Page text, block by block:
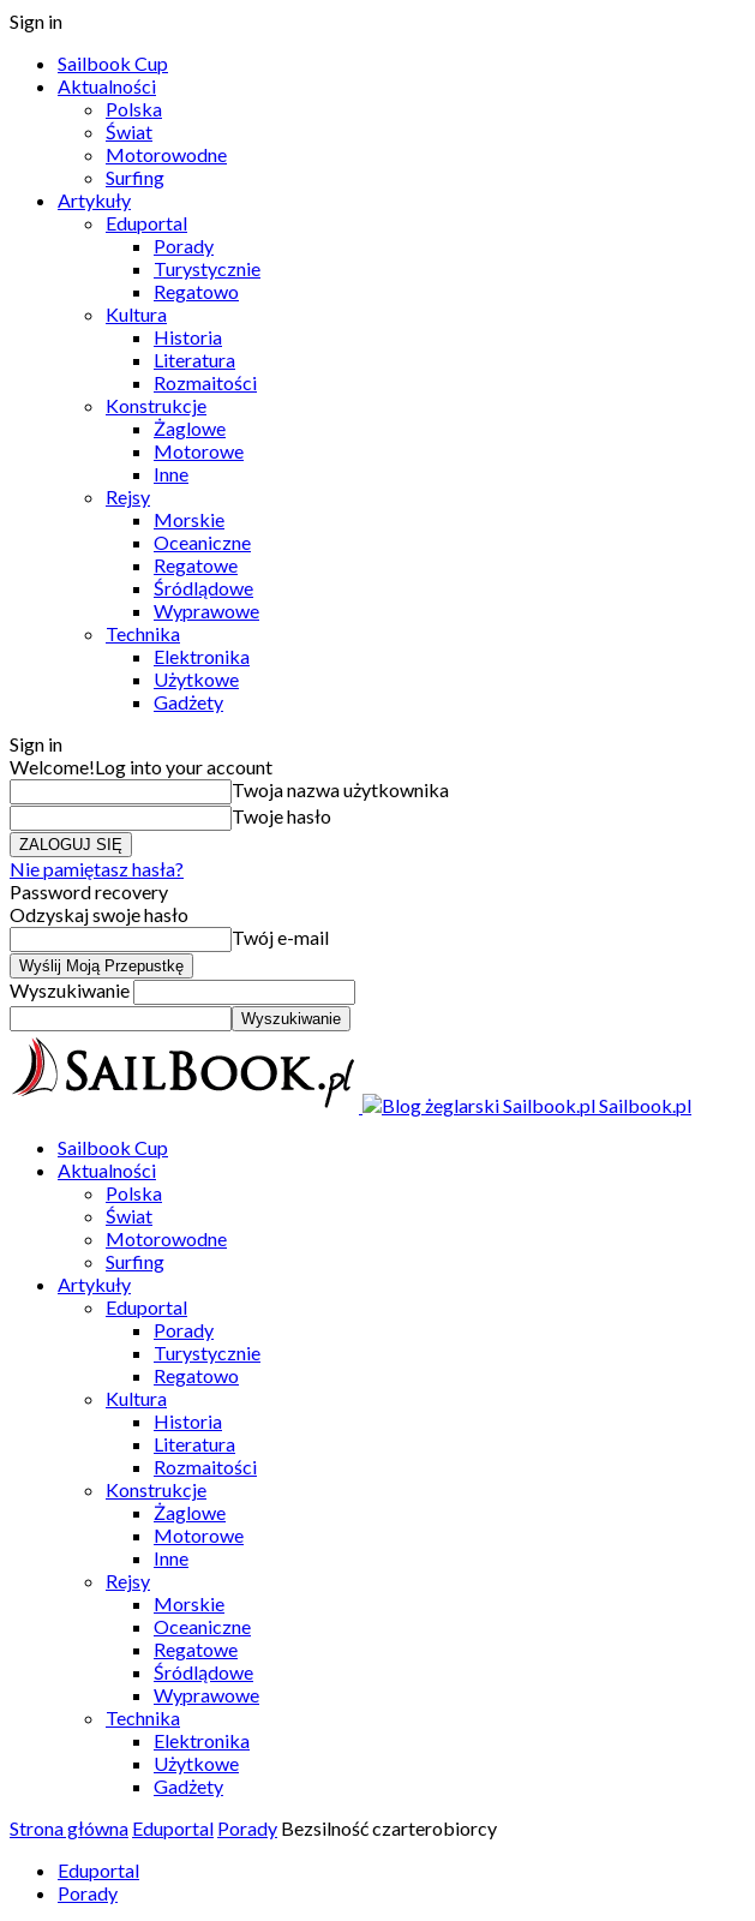
Sign in
Sailbook Cup
Aktualności
Polska
Świat
Motorowodne
Surfing
Artykuły
Eduportal
Porady
Turystycznie
Regatowo
Kultura
Historia
Literatura
Rozmaitości
Konstrukcje
Żaglowe
Motorowe
Inne
Rejsy
Morskie
Oceaniczne
Regatowe
Śródlądowe
Wyprawowe
Technika
Elektronika
Użytkowe
Gadżety
Sign in
Welcome!Log into your account
Twoja nazwa użytkownika
Twoje hasło
Nie pamiętasz hasła?
Password recovery
Odzyskaj swoje hasło
Twój e-mail
Wyszukiwanie
Sailbook.pl
Sailbook Cup
Aktualności
Polska
Świat
Motorowodne
Surfing
Artykuły
Eduportal
Porady
Turystycznie
Regatowo
Kultura
Historia
Literatura
Rozmaitości
Konstrukcje
Żaglowe
Motorowe
Inne
Rejsy
Morskie
Oceaniczne
Regatowe
Śródlądowe
Wyprawowe
Technika
Elektronika
Użytkowe
Gadżety
Strona główna Eduportal Porady Bezsilność czarterobiorcy
Eduportal
Porady